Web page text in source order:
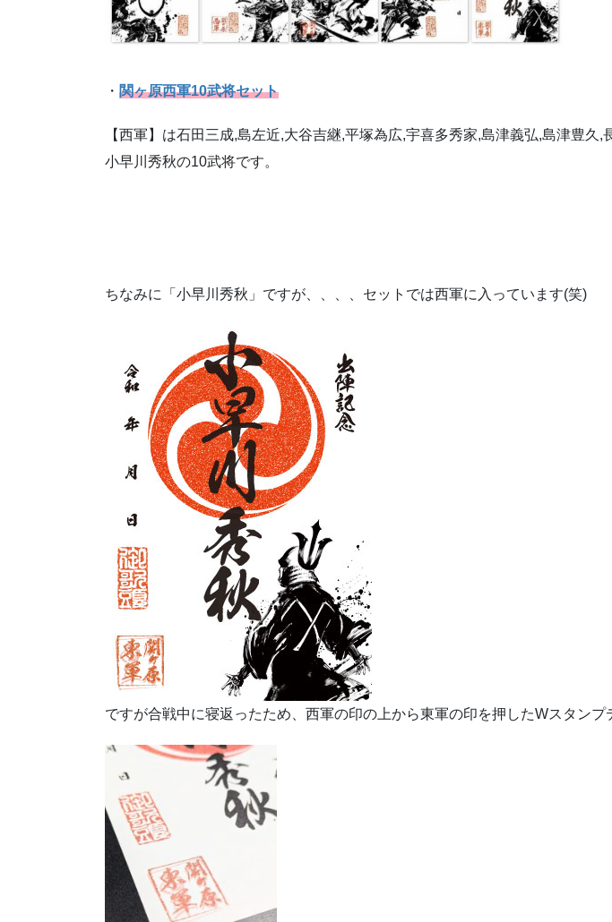
・ 関ヶ原西軍10武将セット
【西軍】は石田三成,島左近,大谷吉継,平塚為広,宇喜多秀家,島津義弘,島津豊久,
小早川秀秋の10武将です。
ちなみに「小早川秀秋」ですが、、、、セットでは西軍に入っています(笑)
ですが合戦中に寝返ったため、西軍の印の上から東軍の印を押したWスタンプ